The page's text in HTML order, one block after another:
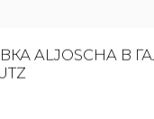
ALJOSCHA В